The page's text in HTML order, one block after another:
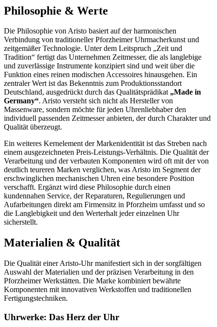
Philosophie & Werte
Die Philosophie von Aristo basiert auf der harmonischen
Verbindung von traditioneller Pforzheimer Uhrmacherkunst und
zeitgemäßer Technologie. Unter dem Leitspruch „Zeit und
Tradition“ fertigt das Unternehmen Zeitmesser, die als langlebige
und zuverlässige Instrumente konzipiert sind und weit über die
Funktion eines reinen modischen Accessoires hinausgehen. Ein
zentraler Wert ist das Bekenntnis zum Produktionsstandort
Deutschland, ausgedrückt durch das Qualitätsprädikat „Made in
Germany“. Aristo versteht sich nicht als Hersteller von
Massenware, sondern möchte für jeden Uhrenliebhaber den
individuell passenden Zeitmesser anbieten, der durch Charakter und
Qualität überzeugt.
Ein weiteres Kernelement der Markenidentität ist das Streben nach
einem ausgezeichneten Preis-Leistungs-Verhältnis. Die Qualität der
Verarbeitung und der verbauten Komponenten wird oft mit der von
deutlich teureren Marken verglichen, was Aristo im Segment der
erschwinglichen mechanischen Uhren eine besondere Position
verschafft. Ergänzt wird diese Philosophie durch einen
kundennahen Service, der Reparaturen, Regulierungen und
Aufarbeitungen direkt am Firmensitz in Pforzheim umfasst und so
die Langlebigkeit und den Werterhalt jeder einzelnen Uhr
sicherstellt.
Materialien & Qualität
Die Qualität einer Aristo-Uhr manifestiert sich in der sorgfältigen
Auswahl der Materialien und der präzisen Verarbeitung in den
Pforzheimer Werkstätten. Die Marke kombiniert bewährte
Komponenten mit innovativen Werkstoffen und traditionellen
Fertigungstechniken.
Uhrwerke: Das Herz der Uhr